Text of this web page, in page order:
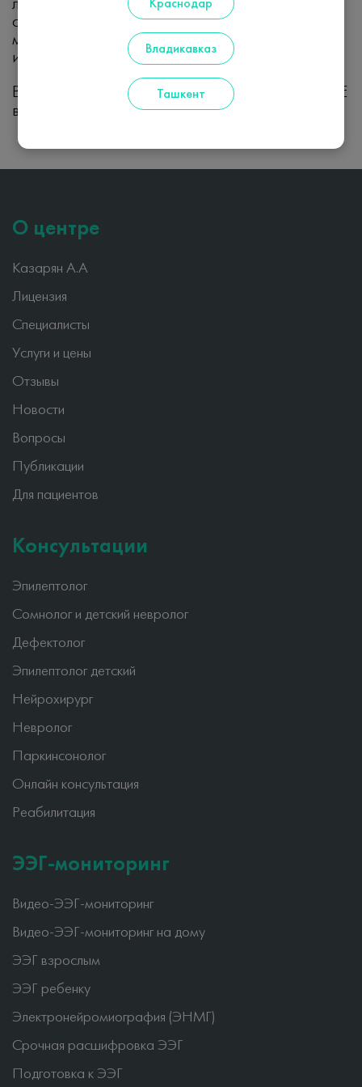
лечению эпилепсии и коморбидных
состояний», «Эпилепсия:
мультидисциплинарный подход в диагностике
и лечении», «Июнь. Нейронауки. Башкирия»
В
принимала участие в 36 конгрессе ILAE
в Лиссабоне, Португалия.
О центре
Казарян А.А
Лицензия
Специалисты
Услуги и цены
Отзывы
Новости
Вопросы
Публикации
Для пациентов
Консультации
Эпилептолог
Сомнолог и детский невролог
Дефектолог
Эпилептолог детский
Нейрохирург
Невролог
Паркинсонолог
Онлайн консультация
Реабилитация
ЭЭГ-мониторинг
Видео-ЭЭГ-мониторинг
Видео-ЭЭГ-мониторинг на дому
ЭЭГ взрослым
ЭЭГ ребенку
Электронейромиография (ЭНМГ)
Срочная расшифровка ЭЭГ
Подготовка к ЭЭГ
Краснодар
Владикавказ
Ташкент